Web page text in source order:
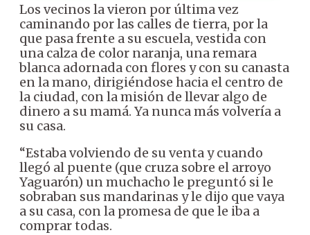
Los vecinos la vieron por última vez
caminando por las calles de tierra, por la
que pasa frente a su escuela, vestida con
una calza de color naranja, una remara
blanca adornada con flores y con su canasta
en la mano, dirigiéndose hacia el centro de
la ciudad, con la misión de llevar algo de
dinero a su mamá. Ya nunca más volvería a
su casa.
“Estaba volviendo de su venta y cuando
llegó al puente (que cruza sobre el arroyo
Yaguarón) un muchacho le preguntó si le
sobraban sus mandarinas y le dijo que vaya
a su casa, con la promesa de que le iba a
comprar todas.